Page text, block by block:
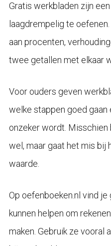
Gratis werkbladen zijn
laagdrempelig te
aan procenten,
twee getallen met elkaar
Voor ouders geven
welke stappen goed gaan
onzeker wordt.
wel, maar gaat het mis bij
waarde.
Op oefenboeken.nl vind
kunnen helpen om
maken. Gebruik ze vooral